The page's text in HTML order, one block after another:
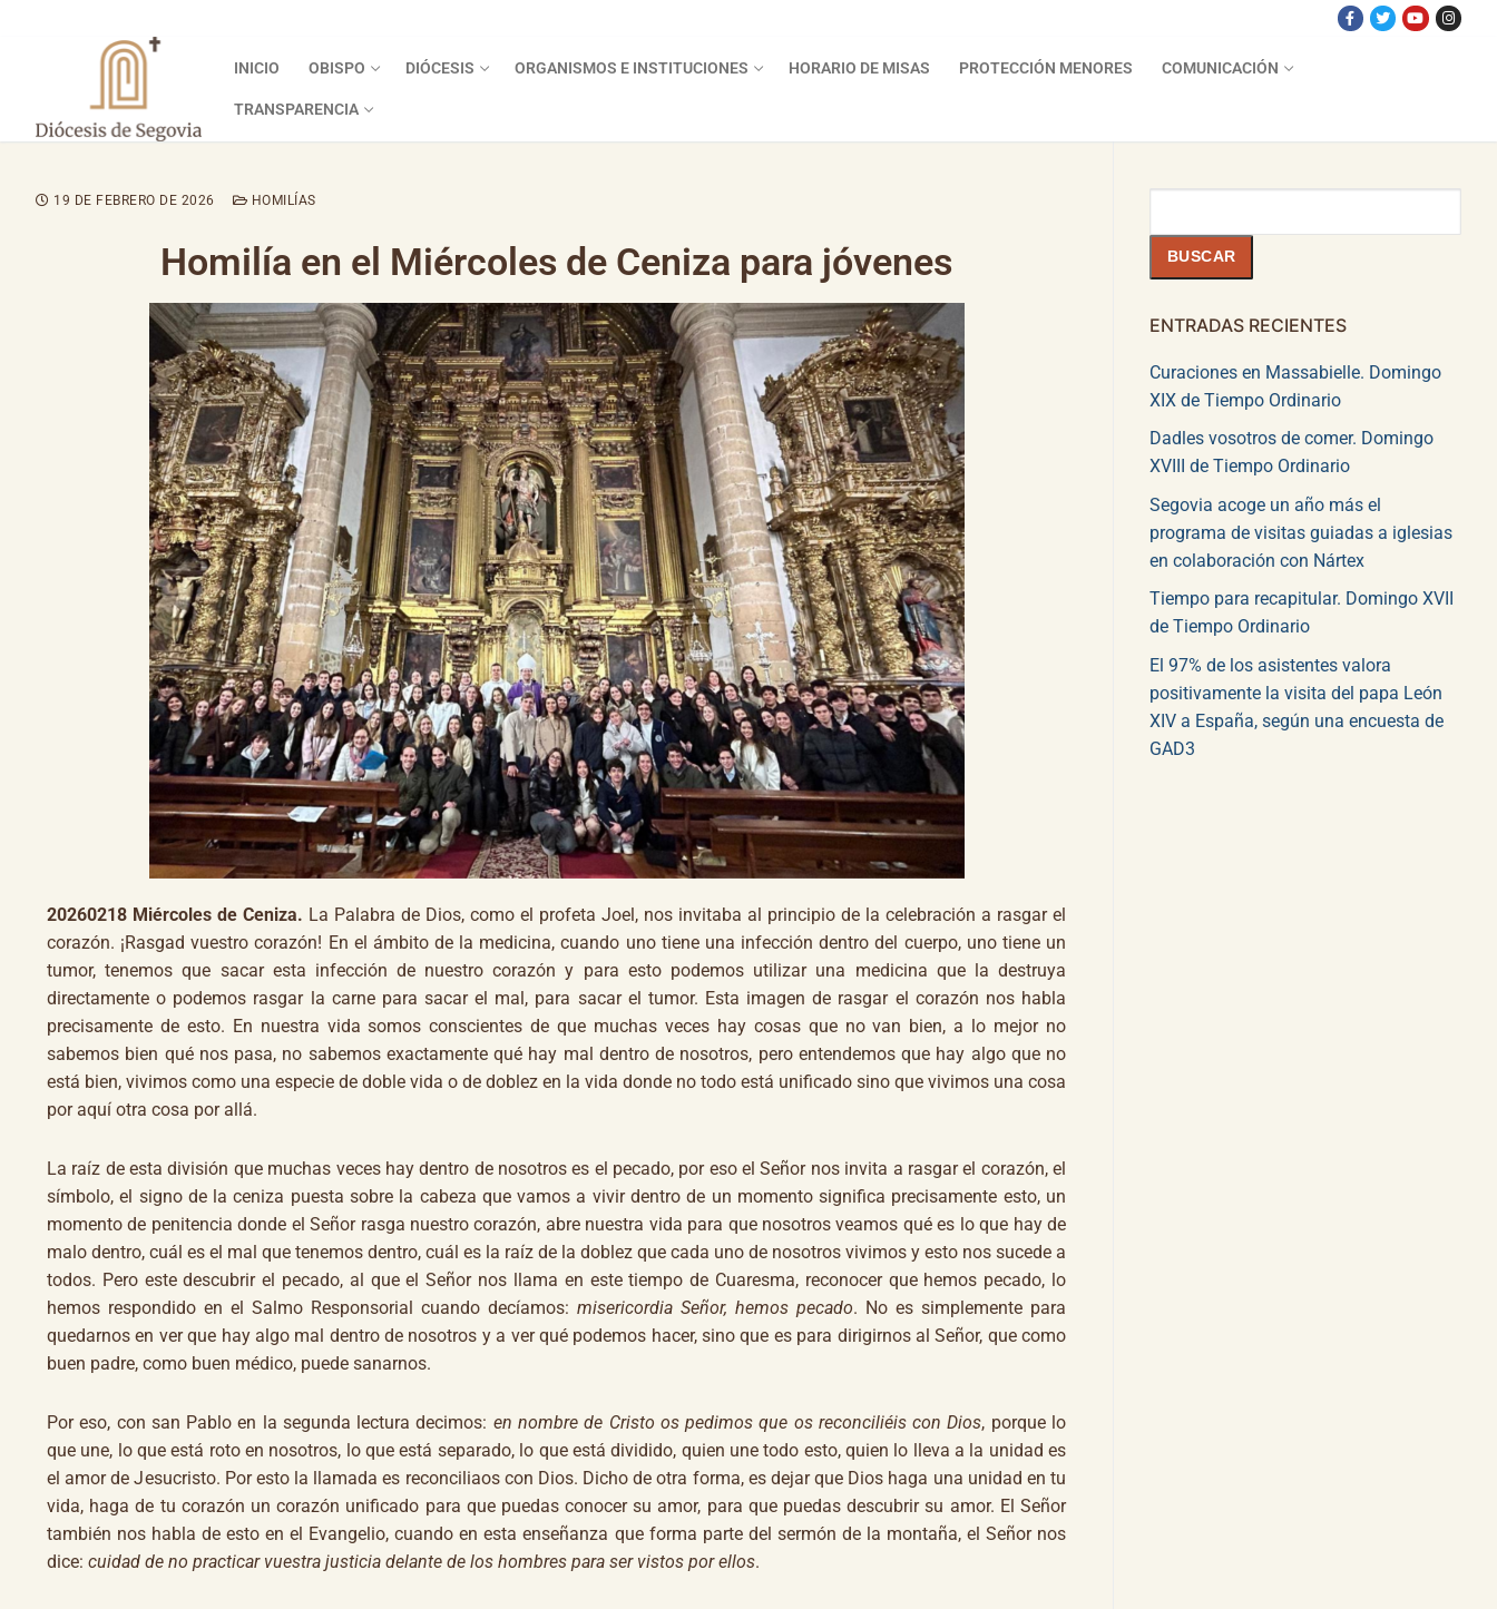
INICIO OBISPO DIÓCESIS ORGANISMOS E INSTITUCIONES HORARIO DE MISAS PROTECCIÓN MENORES COMUNICACIÓN
TRANSPARENCIA
19 DE FEBRERO DE 2026 HOMILÍAS
Homilía en el Miércoles de Ceniza para jóvenes
20260218 Miércoles de Ceniza. La Palabra de Dios, como el profeta Joel, nos invitaba al principio de la celebración a rasgar el
corazón. ¡Rasgad vuestro corazón! En el ámbito de la medicina, cuando uno tiene una infección dentro del cuerpo, uno tiene un
tumor, tenemos que sacar esta infección de nuestro corazón y para esto podemos utilizar una medicina que la destruya
directamente o podemos rasgar la carne para sacar el mal, para sacar el tumor. Esta imagen de rasgar el corazón nos habla
precisamente de esto. En nuestra vida somos conscientes de que muchas veces hay cosas que no van bien, a lo mejor no
sabemos bien qué nos pasa, no sabemos exactamente qué hay mal dentro de nosotros, pero entendemos que hay algo que no
está bien, vivimos como una especie de doble vida o de doblez en la vida donde no todo está unificado sino que vivimos una cosa
por aquí otra cosa por allá.
La raíz de esta división que muchas veces hay dentro de nosotros es el pecado, por eso el Señor nos invita a rasgar el corazón, el
símbolo, el signo de la ceniza puesta sobre la cabeza que vamos a vivir dentro de un momento significa precisamente esto, un
momento de penitencia donde el Señor rasga nuestro corazón, abre nuestra vida para que nosotros veamos qué es lo que hay de
malo dentro, cuál es el mal que tenemos dentro, cuál es la raíz de la doblez que cada uno de nosotros vivimos y esto nos sucede a
todos. Pero este descubrir el pecado, al que el Señor nos llama en este tiempo de Cuaresma, reconocer que hemos pecado, lo
hemos respondido en el Salmo Responsorial cuando decíamos: misericordia Señor, hemos pecado. No es simplemente para
quedarnos en ver que hay algo mal dentro de nosotros y a ver qué podemos hacer, sino que es para dirigirnos al Señor, que como
buen padre, como buen médico, puede sanarnos.
Por eso, con san Pablo en la segunda lectura decimos: en nombre de Cristo os pedimos que os reconciliéis con Dios, porque lo
que une, lo que está roto en nosotros, lo que está separado, lo que está dividido, quien une todo esto, quien lo lleva a la unidad es
el amor de Jesucristo. Por esto la llamada es reconciliaos con Dios. Dicho de otra forma, es dejar que Dios haga una unidad en tu
vida, haga de tu corazón un corazón unificado para que puedas conocer su amor, para que puedas descubrir su amor. El Señor
también nos habla de esto en el Evangelio, cuando en esta enseñanza que forma parte del sermón de la montaña, el Señor nos
dice: cuidad de no practicar vuestra justicia delante de los hombres para ser vistos por ellos.
BUSCAR
ENTRADAS RECIENTES
Curaciones en Massabielle. Domingo
XIX de Tiempo Ordinario
Dadles vosotros de comer. Domingo
XVIII de Tiempo Ordinario
Segovia acoge un año más el
programa de visitas guiadas a iglesias
en colaboración con Nártex
Tiempo para recapitular. Domingo XVII
de Tiempo Ordinario
El 97% de los asistentes valora
positivamente la visita del papa León
XIV a España, según una encuesta de
GAD3